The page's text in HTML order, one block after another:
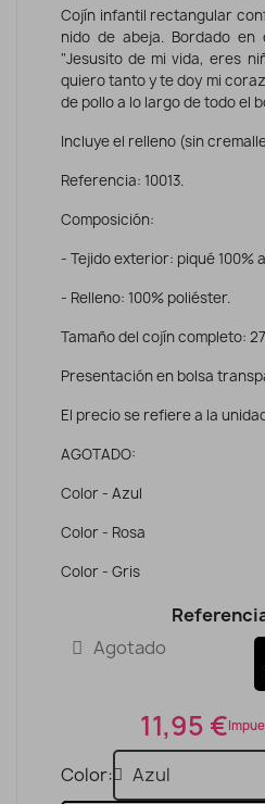
Cojín infantil rectangular
nido de abeja. Bordado
"Jesusito de mi vida, eres
quiero tanto y te doy mi
de pollo a lo largo de todo el
Incluye el relleno (sin
Referencia: 10013.
Composición:
- Tejido exterior: piqué 100%
- Relleno: 100% poliéster.
Tamaño del cojín completo:
Presentación en bolsa
El precio se refiere a la
AGOTADO:
Color - Azul
Color - Rosa
Color - Gris
Agotado
11,95 €
Color